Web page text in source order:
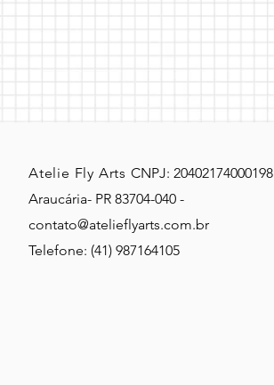
Atelie Fly Arts CNPJ: 20402174000198
Araucária- PR 83704-040 -
contato@atelieflyarts.com.br
Telefone: (41) 987164105